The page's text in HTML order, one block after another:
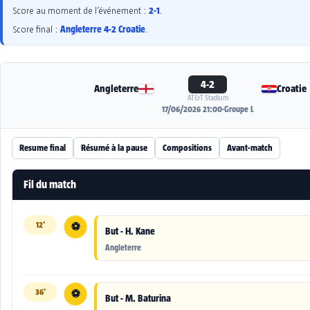
Score au moment de l’événement : 2-1.
Score final : Angleterre 4-2 Croatie.
Angleterre 4-2
AT&T Stadium
Croatie
17/06/2026 21:00·Groupe L
Resume final Résumé à la pause Compositions Avant-match
Fil du match
12' ⚽ But - H. Kane
Angleterre
36' ⚽ But - M. Baturina